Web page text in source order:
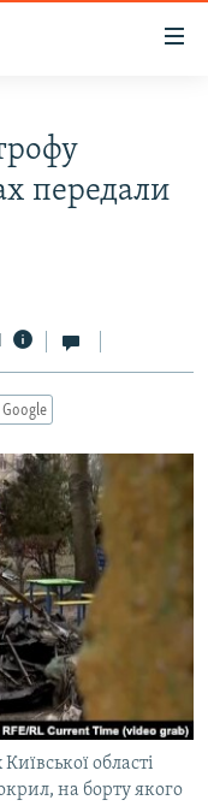
передали
області
на борту якого